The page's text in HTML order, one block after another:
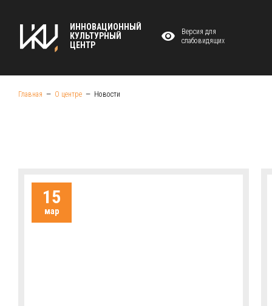
ИННОВАЦИОННЫЙ
КУЛЬТУРНЫЙ
ЦЕНТР
Версия для
слабовидящих
Главная О центре Новости
15
мар